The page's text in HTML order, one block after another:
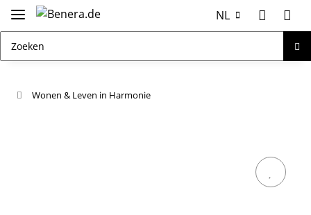
NL
Wonen & Leven in Harmonie